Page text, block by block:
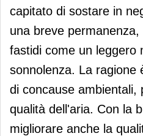
capitato di sostare in
una breve
fastidi come un leggero
sonnolenza. La ragione
di concause ambientali,
qualità dell'aria. Con la
migliorare anche la